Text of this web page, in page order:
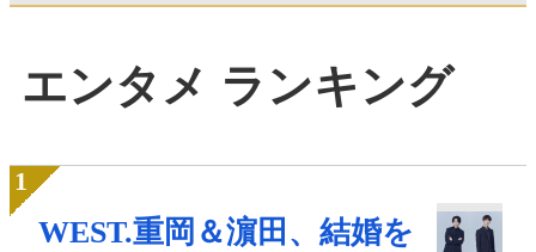
エンタメ ランキング
WEST.重岡＆濵田、結婚を